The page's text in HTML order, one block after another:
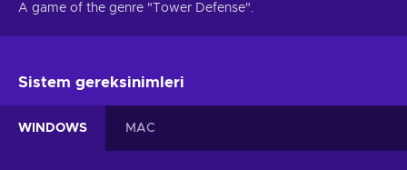
A game of the genre "Tower Defense".
Sistem gereksinimleri
WINDOWS MAC